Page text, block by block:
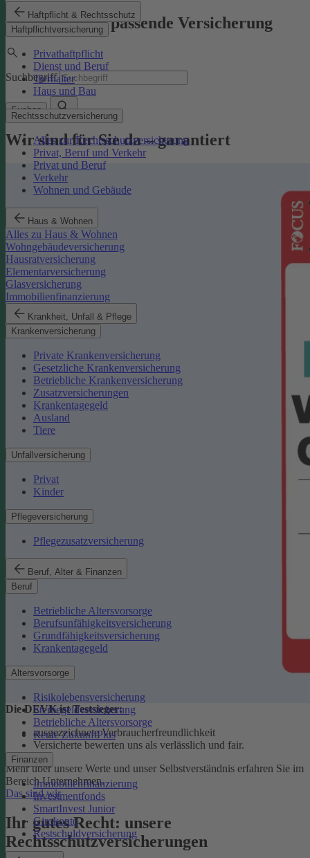
Haftpflicht & Rechtsschutz
Haftpflichtversicherung
Privathaftpflicht
Dienst und Beruf
Tierhalter
Haus und Bau
Rechtsschutzversicherung
Alles zur Rechtsschutzversicherung
Privat, Beruf und Verkehr
Privat und Beruf
Verkehr
Wohnen und Gebäude
Haus & Wohnen
Alles zu Haus & Wohnen
Wohngebäudeversicherung
Hausratversicherung
Elementarversicherung
Glasversicherung
Immobilienfinanzierung
Krankheit, Unfall & Pflege
Krankenversicherung
Private Krankenversicherung
Gesetzliche Krankenversicherung
Betriebliche Krankenversicherung
Zusatzversicherungen
Krankentagegeld
Ausland
Tiere
Unfallversicherung
Privat
Kinder
Pflegeversicherung
Pflegezusatzversicherung
Beruf, Alter & Finanzen
Beruf
Betriebliche Altersvorsorge
Berufsunfähigkeitsversicherung
Grundfähigkeitsversicherung
Krankentagegeld
Altersvorsorge
Risikolebensversicherung
Sterbegeldversicherung
Betriebliche Altersvorsorge
Rente ZukunftPlus
Finanzen
Immobilienfinanzierung
Investmentfonds
SmartInvest Junior
Girokonto
Restschuldversicherung
Finden Sie die passende Versicherung
Suchbegriff
Suchen
Wir sind für Sie da – garantiert
Die DEVK ist Testsieger:
ausgezeichnete Verbraucherfreundlichkeit
Versicherte bewerten uns als verlässlich und fair.
Mehr über unsere Werte und unser Selbstverständnis erfahren Sie im
Bereich Unternehmen.
Das sind wir
Ihr gutes Recht: unsere
Rechtsschutzversicherungen